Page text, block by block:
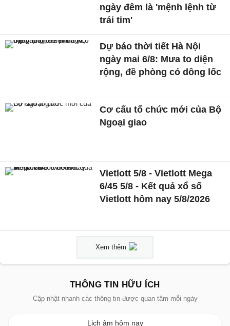
ngày đêm là 'mệnh lệnh từ
trái tim'
Dự báo thời tiết Hà Nội
ngày mai 6/8: Mưa to diện
rộng, đề phòng có dông lốc
Cơ cấu tổ chức mới của Bộ
Ngoại giao
Vietlott 5/8 - Vietlott Mega
6/45 5/8 - Kết quả xổ số
Vietlott hôm nay 5/8/2026
Xem thêm
THÔNG TIN HỮU ÍCH
Cập nhật nhanh các thông tin được quan tâm mỗi ngày
Lịch âm hôm nay